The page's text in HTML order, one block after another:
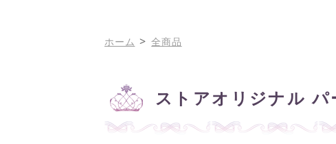
ホーム > 全商品
ストアオリジナル